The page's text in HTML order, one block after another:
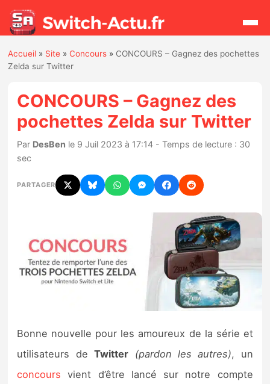
Actualités
Jeux
Hardware
Rumeurs
Tests et previews
Tests de jeux
Accueil » Site »Concours » CONCOURS – Gagnez des pochettes
Zelda sur Twitter
CONCOURS – Gagnez des
pochettes Zelda sur Twitter
Par DesBen le 9 Juil 2023 à 17:14 - Temps de lecture : 30
sec
PARTAGER
Bonne nouvelle pour les amoureux de la série et
utilisateurs deTwitter (pardon les autres), un
concours vient d’être lancé sur notre compte